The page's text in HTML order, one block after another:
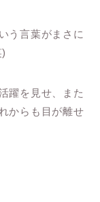
う言葉がまさに
躍を見せ、また
からも目が離せ